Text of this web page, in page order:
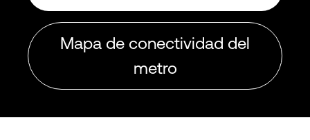
Mapa de conectividad del
metro